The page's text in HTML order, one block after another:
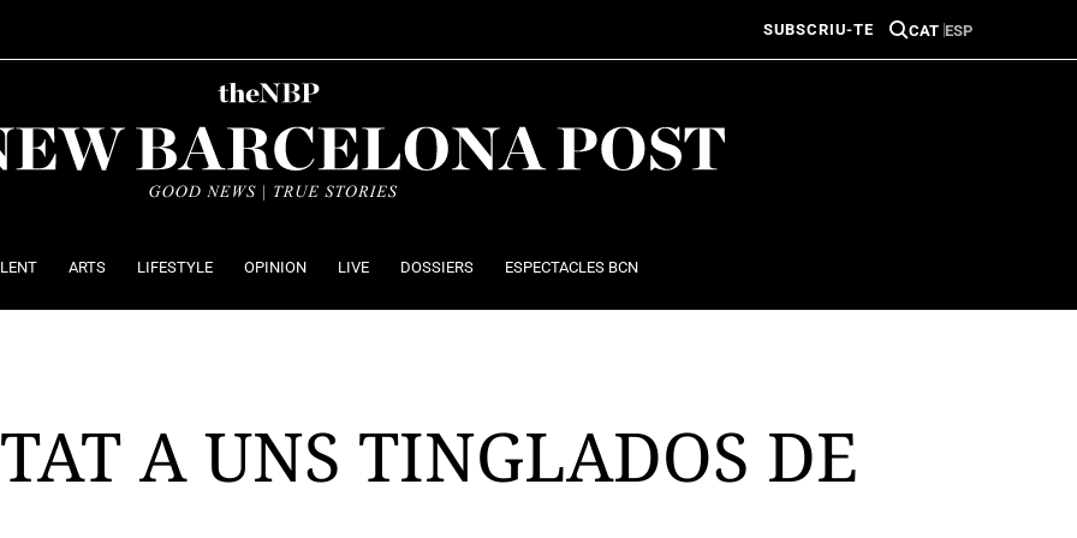
SUBSCRIU-TE CAT ESP
ARTS LIFESTYLE OPINION LIVE DOSSIERS ESPECTACLES BCN
A UNS TINGLADOS DE